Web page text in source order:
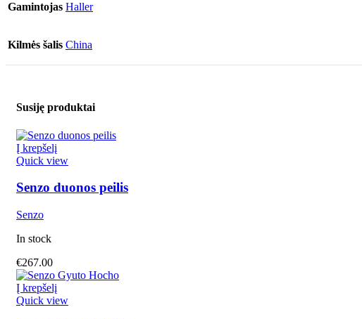
Gamintojas Haller
Kilmės šalis China
Susiję produktai
Į krepšelį
Quick view
Senzo duonos peilis
Senzo
In stock
€267.00
Į krepšelį
Quick view